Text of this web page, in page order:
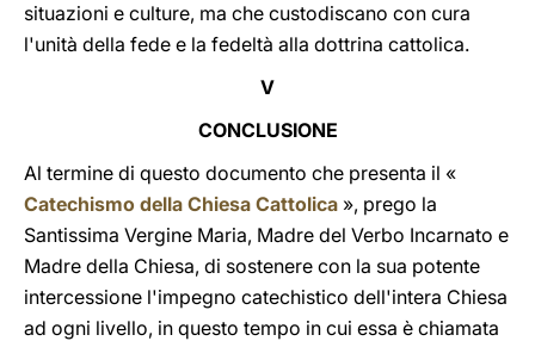
situazioni e culture, ma che custodiscano con cura
l'unità della fede e la fedeltà alla dottrina cattolica.
V
CONCLUSIONE
Al termine di questo documento che presenta il «
Catechismo della Chiesa Cattolica », prego la
Santissima Vergine Maria, Madre del Verbo Incarnato e
Madre della Chiesa, di sostenere con la sua potente
intercessione l'impegno catechistico dell'intera Chiesa
ad ogni livello, in questo tempo in cui essa è chiamata